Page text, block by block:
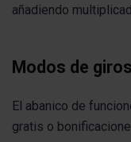
añadiendo
Modos de
El abanico de
gratis o